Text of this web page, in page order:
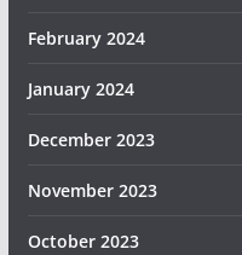
February 2024
January 2024
December 2023
November 2023
October 2023